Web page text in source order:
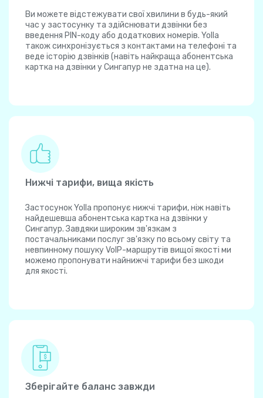
Ви можете відстежувати свої хвилини в будь-який
час у застосунку та здійснювати дзвінки без
введення PIN-коду або додаткових номерів. Yolla
також синхронізується з контактами на телефоні та
веде історію дзвінків (навіть найкраща абонентська
картка на дзвінки у Сингапур не здатна на це).
Нижчі тарифи, вища якість
Застосунок Yolla пропонує нижчі тарифи, ніж навіть
найдешевша абонентська картка на дзвінки у
Сингапур. Завдяки широким зв'язкам з
постачальниками послуг зв'язку по всьому світу та
невпинному пошуку VoIP-маршрутів вищої якості ми
можемо пропонувати найнижчі тарифи без шкоди
для якості.
Зберігайте баланс завжди